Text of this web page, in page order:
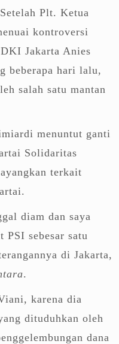
Plt. Ketua
kontroversi
Jakarta Anies
beberapa hari lalu,
salah satu mantan
menuntut ganti
Solidaritas
terkait
diam dan saya
PSI sebesar satu
di Jakarta,
.
karena dia
dituduhkan oleh
dana